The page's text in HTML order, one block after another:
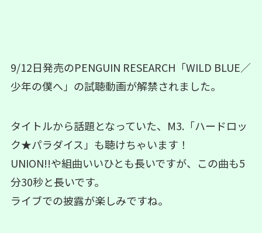
9/12日発売のPENGUIN RESEARCH「WILD BLUE／
少年の僕へ」の試聴動画が解禁されました。
タイトルから話題となっていた、M3.「ハードロッ
ク★パラダイス」も聴けちゃいます！
UNION!!や組曲いいひとも長いですが、この曲も5
分30秒と長いです。
ライブでの披露が楽しみですね。